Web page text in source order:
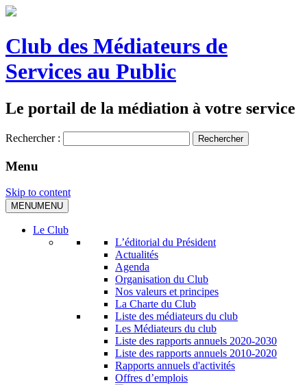
Club des Médiateurs de
Services au Public
Le portail de la médiation à votre service
Rechercher :
Menu
Skip to content
MENUMENU
Le Club
L’éditorial du Président
Actualités
Agenda
Organisation du Club
Nos valeurs et principes
La Charte du Club
Liste des médiateurs du club
Les Médiateurs du club
Liste des rapports annuels 2020-2030
Liste des rapports annuels 2010-2020
Rapports annuels d'activités
Offres d’emplois